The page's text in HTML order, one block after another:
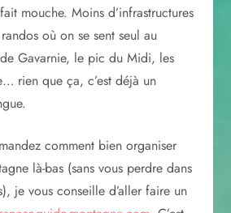
mouche. Moins d’infrastructures
où on se sent seul au
Gavarnie, le pic du Midi, les
rien que ça, c’est déjà un
comment bien organiser
là-bas (sans vous perdre dans
je vous conseille d’aller faire un